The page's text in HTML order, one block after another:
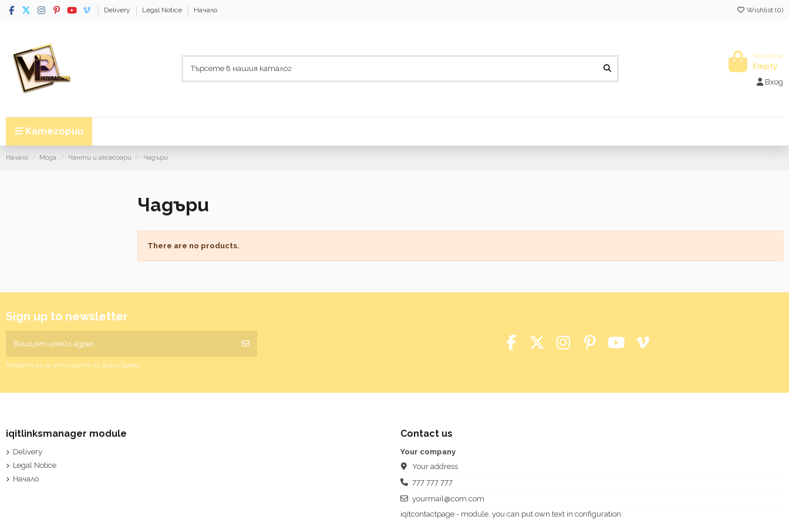
Delivery Legal Notice Начало Wishlist (0)
Количка
Empty
Вход
Категории
Начало Мода Чанти и аксесоари Чадъри
Чадъри
There are no products.
Sign up to newsletter
Можете да се отпишете по всяко време.
iqitlinksmanager module
Delivery
Legal Notice
Начало
Contact us
Your company
Your address
777 777 777
yourmail@com.com
iqitcontactpage - module, you can put own text in configuration